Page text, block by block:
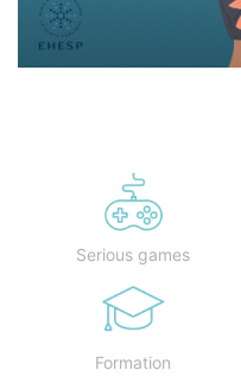
Serious games
Formation